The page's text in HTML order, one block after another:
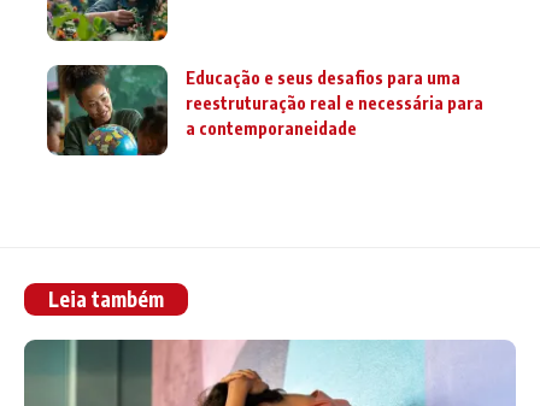
Educação e seus desafios para uma
reestruturação real e necessária para
a contemporaneidade
Leia também